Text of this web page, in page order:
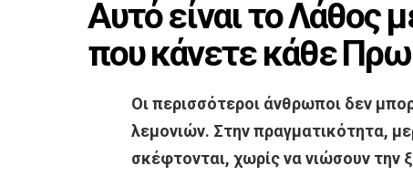
Αυτό είναι το Λάθος
που κάνετε κάθε
Οι περισσότεροι άνθρωποι δεν
λεμονιών. Στην πραγματικότητα,
σκέφτονται, χωρίς να νιώσουν την